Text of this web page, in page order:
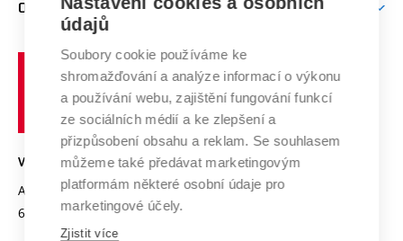
E-přihláška
Doktorské studium
Podpora podnikání
Systém zajišťování kvality výzkumu
Výzkumné infrastruktury
Transfer znalostí
Open Science
Projekty
Projekty ze strukturálních fondů
Specifický výzkum
Zahraniční spolupráce
Spolupráce se školami
Služby univerzity
Mezinárodní dohody
Univerzitní sítě
O UNIVERZITĚ
Profil univerzity
Udržitelná univerzita
Podnikavá univerzita / ContriBUTe
Bezpečná univerzita
Vyznamenání
Organizační struktura
učení
technické
VYSOKÉ UČENÍ TECHNICKÉ V BRNĚ
Antonínská 548/1
602 00 Brno
www.vut.cz
vut@vutbr.cz
údajů
Soubory cookie používáme ke
shromažďování a analýze informací o výkonu
a používání webu, zajištění fungování funkcí
ze sociálních médií a ke zlepšení a
přizpůsobení obsahu a reklam. Se souhlasem
můžeme také předávat marketingovým
platformám některé osobní údaje pro
marketingové účely.
Zjistit více